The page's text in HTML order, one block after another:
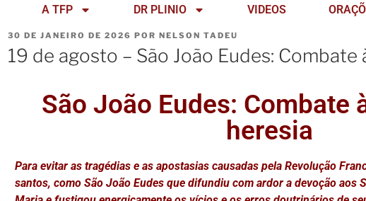
A TFP DR PLINIO VIDEOS
30 DE JANEIRO DE 2026 POR NELSON TADEU
19 de agosto – São João Eudes: Combate
São João Eudes: Combate
heresia
Para evitar as tragédias e as apostasias causadas pela Revolução
santos, como São João Eudes que difundiu com ardor a devoção aos